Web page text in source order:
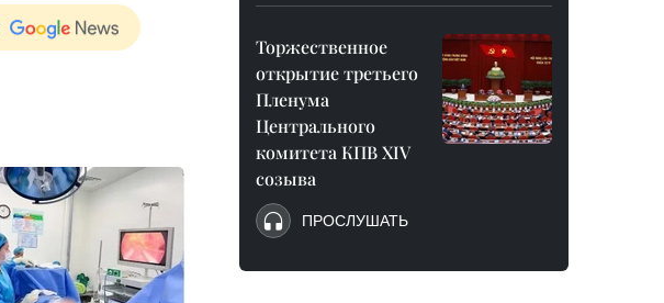
Торжественное
открытие третьего
Пленума
Центрального
комитета КПВ XIV
созыва
ПРОСЛУШАТЬ